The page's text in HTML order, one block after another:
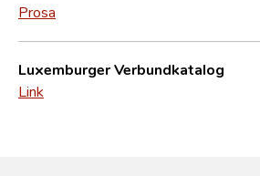
Prosa
Luxemburger Verbundkatalog
Link